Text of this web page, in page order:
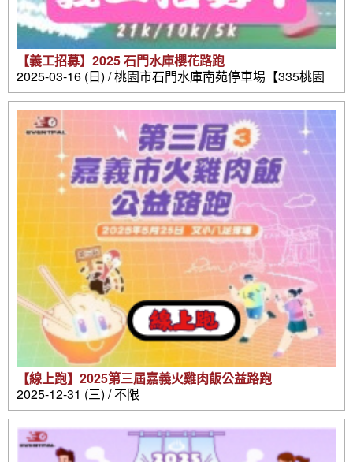
【義工招募】2025 石門水庫櫻花路跑
2025-03-16 (日) / 桃園市石門水庫南苑停車場【335桃園
市大溪區環湖路1-10號】
【線上跑】2025第三屆嘉義火雞肉飯公益路跑
2025-12-31 (三) / 不限